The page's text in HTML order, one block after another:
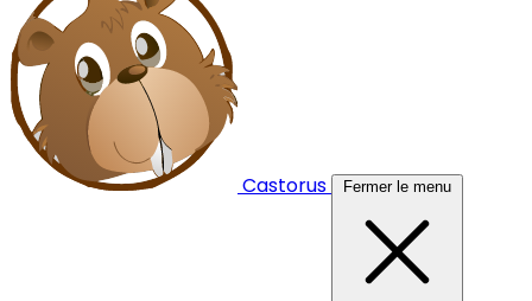
Castorus Fermer le menu